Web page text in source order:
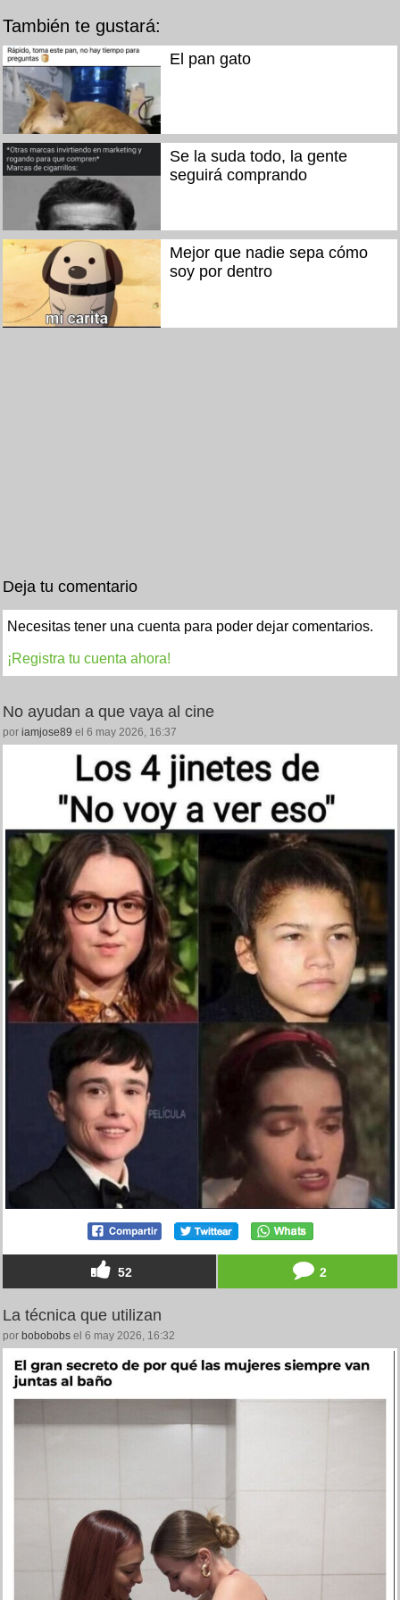
También te gustará:
El pan gato
Se la suda todo, la gente
seguirá comprando
Mejor que nadie sepa cómo
soy por dentro
Deja tu comentario
Necesitas tener una cuenta para poder dejar comentarios.
¡Registra tu cuenta ahora!
No ayudan a que vaya al cine
por iamjose89 el 6 may 2026, 16:37
52 2
La técnica que utilizan
por bobobobs el 6 may 2026, 16:32